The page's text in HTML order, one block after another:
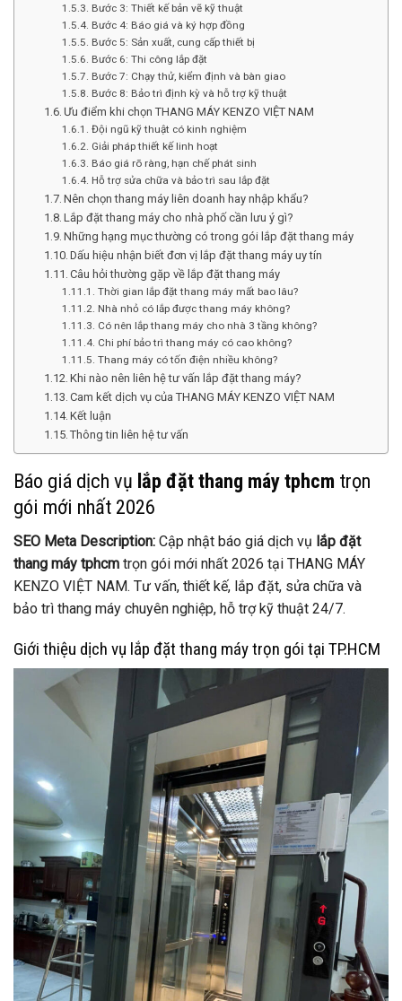
Bước 3: Thiết kế bản vẽ kỹ thuật
Bước 4: Báo giá và ký hợp đồng
Bước 5: Sản xuất, cung cấp thiết bị
Bước 6: Thi công lắp đặt
Bước 7: Chạy thử, kiểm định và bàn giao
Bước 8: Bảo trì định kỳ và hỗ trợ kỹ thuật
Ưu điểm khi chọn THANG MÁY KENZO VIỆT NAM
Đội ngũ kỹ thuật có kinh nghiệm
Giải pháp thiết kế linh hoạt
Báo giá rõ ràng, hạn chế phát sinh
Hỗ trợ sửa chữa và bảo trì sau lắp đặt
Nên chọn thang máy liên doanh hay nhập khẩu?
Lắp đặt thang máy cho nhà phố cần lưu ý gì?
Những hạng mục thường có trong gói lắp đặt thang máy
Dấu hiệu nhận biết đơn vị lắp đặt thang máy uy tín
Câu hỏi thường gặp về lắp đặt thang máy
Thời gian lắp đặt thang máy mất bao lâu?
Nhà nhỏ có lắp được thang máy không?
Có nên lắp thang máy cho nhà 3 tầng không?
Chi phí bảo trì thang máy có cao không?
Thang máy có tốn điện nhiều không?
Khi nào nên liên hệ tư vấn lắp đặt thang máy?
Cam kết dịch vụ của THANG MÁY KENZO VIỆT NAM
Kết luận
Thông tin liên hệ tư vấn
Báo giá dịch vụ lắp đặt thang máy tphcm trọn
gói mới nhất 2026
SEO Meta Description: Cập nhật báo giá dịch vụ lắp đặt
thang máy tphcm trọn gói mới nhất 2026 tại THANG MÁY
KENZO VIỆT NAM. Tư vấn, thiết kế, lắp đặt, sửa chữa và
bảo trì thang máy chuyên nghiệp, hỗ trợ kỹ thuật 24/7.
Giới thiệu dịch vụ lắp đặt thang máy trọn gói tại TP.HCM